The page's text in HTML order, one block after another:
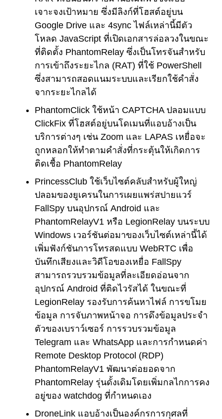
เจาะจงเป้าหมาย ซึ่งมีลิงก์ที่โฮสต์อยู่บน
Google Drive และ 4sync ไฟล์เหล่านี้มีตัว
โหลด JavaScript ที่เปิดเอกสารล่อลวงในขณะ
ที่ติดตั้ง PhantomRelay ซึ่งเป็นโทรจันสำหรับ
การเข้าถึงระยะไกล (RAT) ที่ใช้ PowerShell
ซึ่งสามารถสอดแนมระบบและเรียกใช้คำสั่ง
จากระยะไกลได้
PhantomClick ใช้หน้า CAPTCHA ปลอมแบบ
ClickFix ที่โฮสต์อยู่บนโดเมนที่แอบอ้างเป็น
บริการต่างๆ เช่น Zoom และ LAPAS เหยื่อจะ
ถูกหลอกให้ทำตามคำสั่งที่กระตุ้นให้เกิดการ
ติดเชื้อ PhantomRelay
PrincessClub ใช้เว็บไซต์คลับสำหรับผู้ใหญ่
ปลอมของยูเครนในการเผยแพร่สปายแวร์
FallSpy บนอุปกรณ์ Android และ
PhantomRelayV1 หรือ LegionRelay บนระบบ
Windows เวอร์ชันต่อมาของเว็บไซต์เหล่านี้ได้
เพิ่มฟังก์ชันการโทรสดแบบ WebRTC เพื่อ
บันทึกเสียงและวิดีโอของเหยื่อ FallSpy
สามารถรวบรวมข้อมูลที่ละเอียดอ่อนจาก
อุปกรณ์ Android ที่ติดไวรัสได้ ในขณะที่
LegionRelay รองรับการค้นหาไฟล์ การขโมย
ข้อมูล การจับภาพหน้าจอ การดึงข้อมูลประจำ
ตัวของเบราว์เซอร์ การรวบรวมข้อมูล
Telegram และ WhatsApp และการกำหนดค่า
Remote Desktop Protocol (RDP)
PhantomRelayV1 พัฒนาต่อยอดจาก
PhantomRelay รุ่นดั้งเดิมโดยเพิ่มกลไกการคง
อยู่ของ watchdog ที่กำหนดเอง
DroneLink แอบอ้างเป็นองค์กรการกุศลที่